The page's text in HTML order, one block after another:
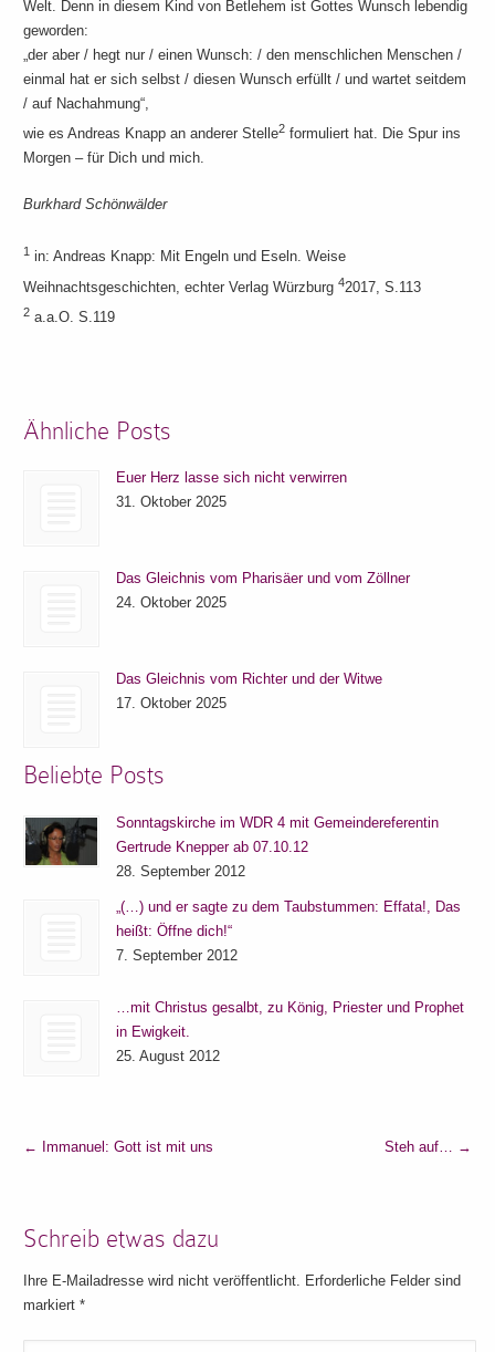
Welt. Denn in diesem Kind von Betlehem ist Gottes Wunsch lebendig
geworden:
„der aber / hegt nur / einen Wunsch: / den menschlichen Menschen /
einmal hat er sich selbst / diesen Wunsch erfüllt / und wartet seitdem
/ auf Nachahmung“,
wie es Andreas Knapp an anderer Stelle2 formuliert hat. Die Spur ins
Morgen – für Dich und mich.
Burkhard Schönwälder
1 in: Andreas Knapp: Mit Engeln und Eseln. Weise
Weihnachtsgeschichten, echter Verlag Würzburg42017, S.113
2 a.a.O. S.119
Ähnliche Posts
Euer Herz lasse sich nicht verwirren
31. Oktober 2025
Das Gleichnis vom Pharisäer und vom Zöllner
24. Oktober 2025
Das Gleichnis vom Richter und der Witwe
17. Oktober 2025
Beliebte Posts
Sonntagskirche im WDR 4 mit Gemeindereferentin
Gertrude Knepper ab 07.10.12
28. September 2012
„(…) und er sagte zu dem Taubstummen: Effata!, Das
heißt: Öffne dich!“
7. September 2012
…mit Christus gesalbt, zu König, Priester und Prophet
in Ewigkeit.
25. August 2012
← Immanuel: Gott ist mit uns Steh auf… →
Schreib etwas dazu
Ihre E-Mailadresse wird nicht veröffentlicht. Erforderliche Felder sind
markiert*